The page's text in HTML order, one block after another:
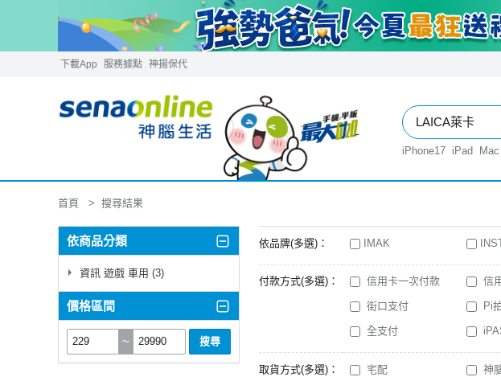
下載App 服務據點 神揚保代
iPhone17 iPad
首頁 搜尋結果
依商品分類
資訊 遊戲 車用 (3)
價格區間
~ 搜尋
依品牌(多選)： IMAK
付款方式(多選)： 信用卡一次付款 信
街口支付 Pi
全支付
取貨方式(多選)： 宅配 神